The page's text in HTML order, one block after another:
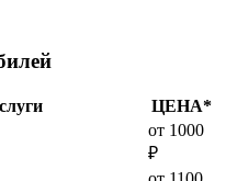
ЦЕНА*
от 1000
₽